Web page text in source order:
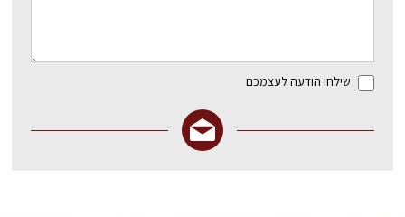
שילחו הודעה לעצמכם